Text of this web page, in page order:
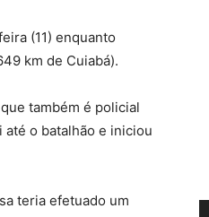
(11) enquanto
km de Cuiabá).
também é policial
o batalhão e iniciou
teria efetuado um